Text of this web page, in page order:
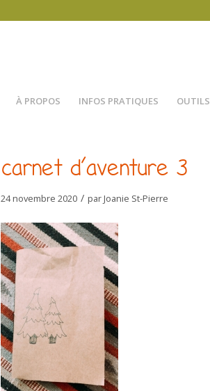
À PROPOS INFOS PRATIQUES OUTILS
carnet d’aventure 3
24 novembre 2020 / parJoanie St-Pierre